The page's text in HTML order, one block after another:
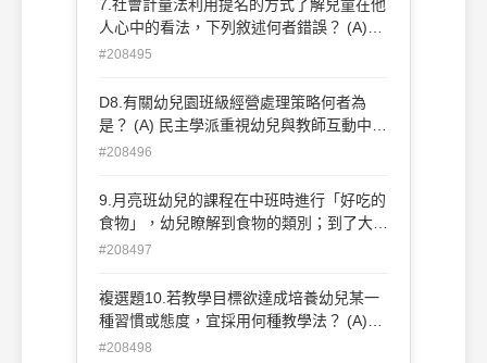
7.社會計量法利用提名的方式了解兒童在他
人心中的看法，下列敘述何者錯誤？ (A)角
色取替能力佳、攻擊行為少者較受歡迎 (B)
略 (C)被拒絕者的特質為合作性低、問題解
決能力差、利社會行為少 (D)被忽略者較被
#208495
D8.有關幼兒園班級經營處理策略何者為
是？ (A) 民主學派重視幼兒與教師互動中建
立的信任關係，因此教師避免過度干 預 (B)
不與別人分享玩具。」這句話是行學派的處
理策略 (C) 宋老師發現小朋友都不收拾玩
「我訊息」策略 (D) 小宇搶小莉的玩具，
老師主張民主學派的論點因此對小宇說：
「我知道你想玩這個玩具，但是你可不可以
#208496
9.月亮班幼兒的課程在中班時進行「好吃的
食物」，幼兒瞭解到食物的類別；到了大班
進行「健康的身體」，幼兒瞭解均衡飲食的
原則？ (A)統整性 (B)程序性 (C)繼續性 (D)
完成性
#208497
複選題10.若教學目標欲達成培養幼兒某一
種習慣或態度，宜採用何種教學法？ (A)欣
賞教學法 (B)練習教學法 (C)設計教學法
#208498